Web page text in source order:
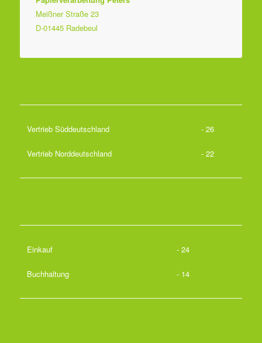
Meißner Straße 23
D-01445 Radebeul
Vertrieb Süddeutschland - 26
Vertrieb Norddeutschland - 22
Einkauf - 24
Buchhaltung - 14